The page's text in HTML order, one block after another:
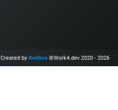
Created by RedAxe ©Work4.dev 2020 - 2026